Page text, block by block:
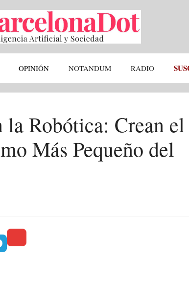
OPINIÓN NOTANDUM RADIO
la Robótica: Crean el
Más Pequeño del